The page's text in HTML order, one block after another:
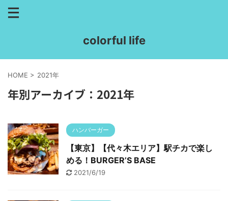
colorful life
HOME > 2021年
年別アーカイブ：2021年
ハンバーガー
【東京】【代々木エリア】駅チカで楽し
める！BURGER’S BASE
2021/6/19